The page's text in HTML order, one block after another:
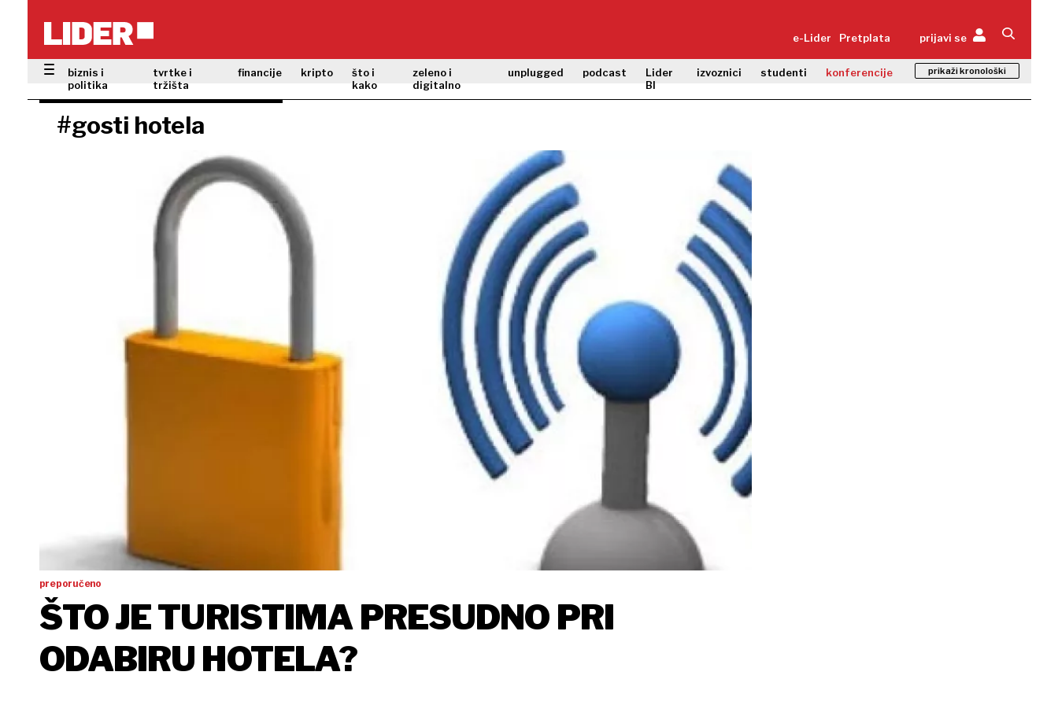
e-Lider Pretplata prijavi se
biznis i
politika
tvrtke i
tržišta
financije kripto
što i
kako
zeleno i
digitalno
unplugged podcast
Lider
BI
izvoznici studenti konferencije prikaži kronološki
#gosti hotela
preporučeno
ŠTO JE TURISTIMA PRESUDNO PRI
ODABIRU HOTELA?